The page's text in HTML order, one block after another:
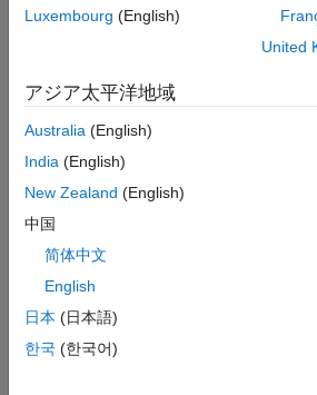
たとえば、プロット イメージからプ
import mlreportgen.dom.*
open(d);
% Set page size to A4
pageSize =
% Set margins to 0
pageMargins =
pageMargins.Bottom =
pageMargins.Left =
pageMargins.Right =
Luxembourg (English)
United
アジア太平洋地域
Australia (English)
India (English)
New Zealand (English)
中国
简体中文
English
日本 (日本語)
한국 (한국어)